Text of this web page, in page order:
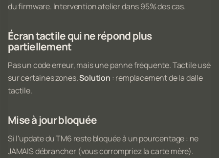
du firmware. Intervention atelier dans 95% des cas.
Écran tactile qui ne répond plus
partiellement
Pas un code erreur, mais une panne fréquente. Tactile usé
sur certaines zones.Solution : remplacement de la dalle
tactile.
Mise à jour bloquée
Si l'update du TM6 reste bloquée à un pourcentage : ne
JAMAIS débrancher (vous corrompriez la carte mère).